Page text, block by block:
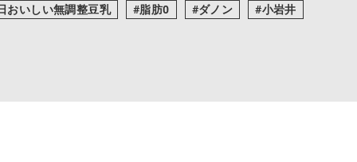
おいしい無調整豆乳
脂肪0 ダノン 小岩井